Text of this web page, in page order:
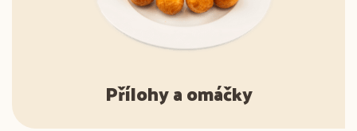
Přílohy a omáčky